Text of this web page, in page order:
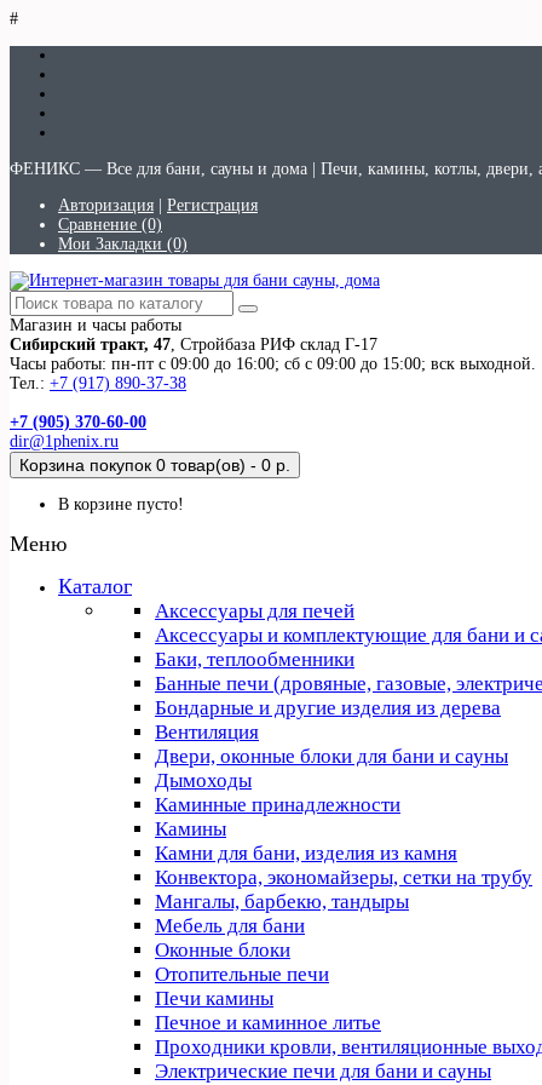
#
ФЕНИКС — Все для бани, сауны и дома | Печи, камины, котлы, двери,
Авторизация
Регистрация
Сравнение (0)
Мои Закладки (0)
Магазин и часы работы
Сибирский тракт, 47, Стройбаза РИФ склад Г-17
Часы работы: пн-пт с 09:00 до 16:00; сб с 09:00 до 15:00; вск выходной.
Тел.: +7 (917) 890-37-38
+7 (905) 370-60-00
dir@1phenix.ru
Корзина покупок 0 товар(ов) - 0 р.
В корзине пусто!
Меню
Каталог
Аксессуары для печей
Аксессуары и комплектующие для бани и
Баки, теплообменники
Банные печи (дровяные, газовые,
Бондарные и другие изделия из дерева
Вентиляция
Двери, оконные блоки для бани и сауны
Дымоходы
Каминные принадлежности
Камины
Камни для бани, изделия из камня
Конвектора, экономайзеры, сетки на трубу
Мангалы, барбекю, тандыры
Мебель для бани
Оконные блоки
Отопительные печи
Печи камины
Печное и каминное литье
Проходники кровли, вeнтиляционные
Электрические печи для бани и сауны